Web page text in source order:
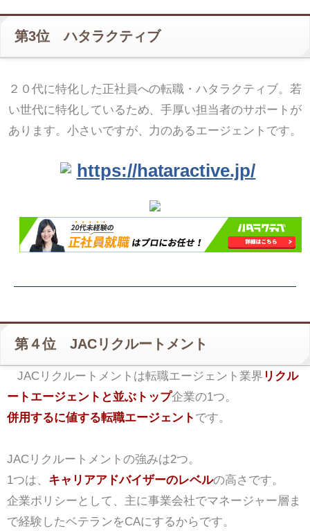
第3位 ハタラクティブ
２０代に特化した正社員への転職・ハタラクティブ。若
い世代に特化しているため、手厚い担当者のサポートが
あります。小さいですが、力のあるエージェントです。
https://hataractive.jp/
第４位 JACリクルートメント
JACリクルートメントは転職エージェント業界 リクル
ートエージェントと並ぶトップ企業の1つ。
併用するに値する転職エージェント です。
JACリクルートメントの強みは2つ。
1つは、 キャリアアドバイザーのレベルの高さです。
企業ポリシーとして、主に事業会社でマネージャー層ま
で経験したベテランをCAにするからです。